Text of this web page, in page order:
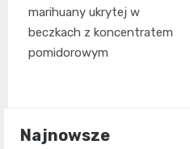
wpisu
marihuany ukrytej w
beczkach z koncentratem
pomidorowym
Najnowsze